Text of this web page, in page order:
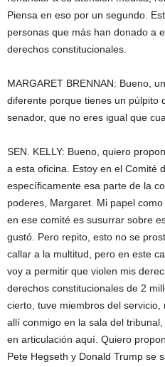
Piensa en eso por un segundo.
personas que más han donado a
derechos constitucionales.
MARGARET BRENNAN: Bueno,
diferente porque tienes un púlpito
senador, que no eres igual que
SEN. KELLY: Bueno, quiero
a esta oficina. Estoy en el Comité
específicamente esa parte de la
poderes, Margaret. Mi papel
en ese comité es susurrar sobre
gustó. Pero repito, esto no se
callar a la multitud, pero en este
voy a permitir que violen mis
derechos constitucionales de 2
cierto, tuve miembros del servicio,
allí conmigo en la sala del
en articulación aquí. Quiero
Pete Hegseth y Donald Trump se